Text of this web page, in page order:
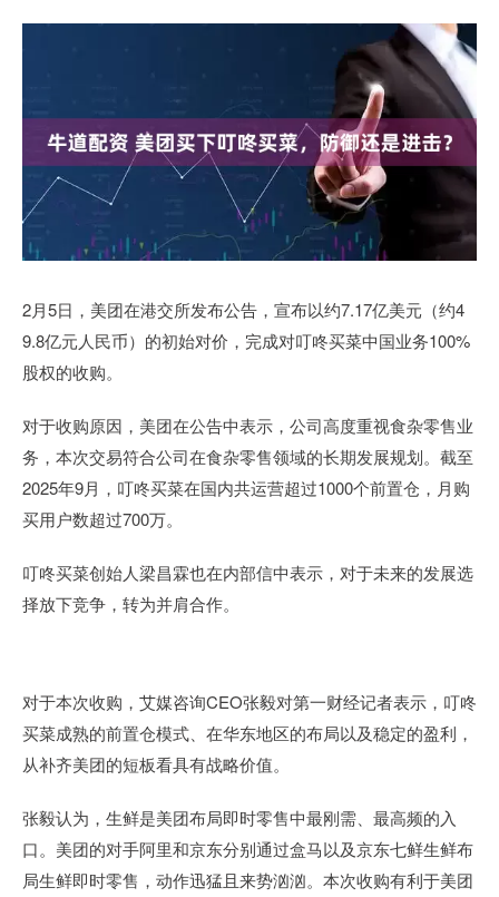
2月5日，美团在港交所发布公告，宣布以约7.17亿美元（约4
9.8亿元人民币）的初始对价，完成对叮咚买菜中国业务100%
股权的收购。
对于收购原因，美团在公告中表示，公司高度重视食杂零售业
务，本次交易符合公司在食杂零售领域的长期发展规划。截至
2025年9月，叮咚买菜在国内共运营超过1000个前置仓，月购
买用户数超过700万。
叮咚买菜创始人梁昌霖也在内部信中表示，对于未来的发展选
择放下竞争，转为并肩合作。
对于本次收购，艾媒咨询CEO张毅对第一财经记者表示，叮咚
买菜成熟的前置仓模式、在华东地区的布局以及稳定的盈利，
从补齐美团的短板看具有战略价值。
张毅认为，生鲜是美团布局即时零售中最刚需、最高频的入
口。美团的对手阿里和京东分别通过盒马以及京东七鲜生鲜布
局生鲜即时零售，动作迅猛且来势汹汹。本次收购有利于美团